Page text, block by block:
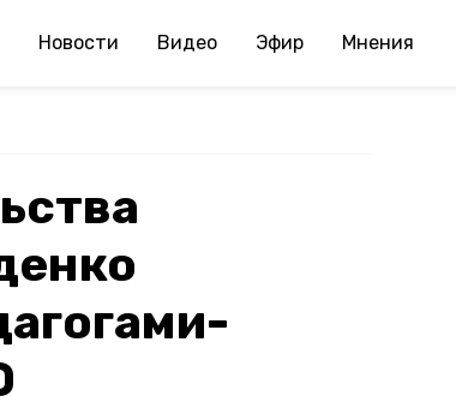
Новости Видео Эфир Мнения